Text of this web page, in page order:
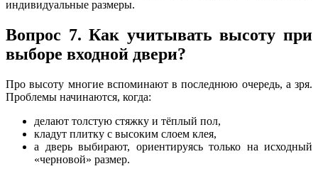
индивидуальные размеры.
Вопрос 7. Как учитывать высоту при
выборе входной двери?
Про высоту многие вспоминают в последнюю очередь, а зря.
Проблемы начинаются, когда:
делают толстую стяжку и тёплый пол,
кладут плитку с высоким слоем клея,
а дверь выбирают, ориентируясь только на исходный
«черновой» размер.